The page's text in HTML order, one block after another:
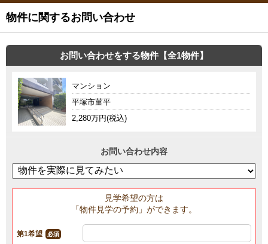
物件に関するお問い合わせ
お問い合わせをする物件【全1物件】
マンション
平塚市菫平
2,280万円(税込)
お問い合わせ内容
見学希望の方は
「物件見学の予約」ができます。
第1希望 必須